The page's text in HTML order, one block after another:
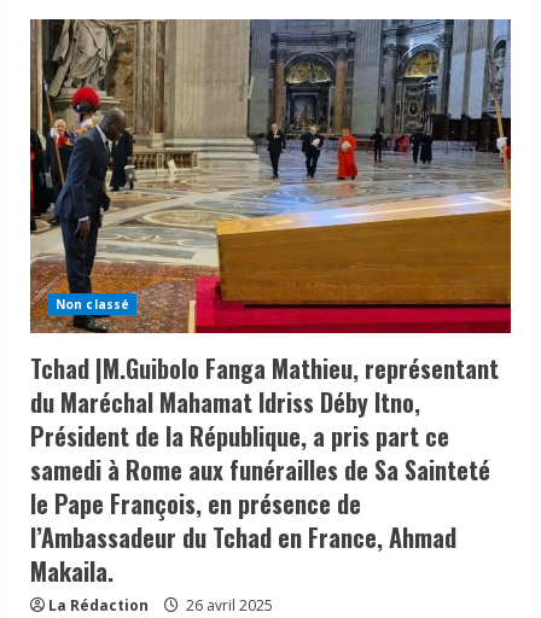
Non classé
Tchad |M.Guibolo Fanga Mathieu, représentant
du Maréchal Mahamat Idriss Déby Itno,
Président de la République, a pris part ce
samedi à Rome aux funérailles de Sa Sainteté
le Pape François, en présence de
l’Ambassadeur du Tchad en France, Ahmad
Makaila.
La Rédaction 26 avril 2025